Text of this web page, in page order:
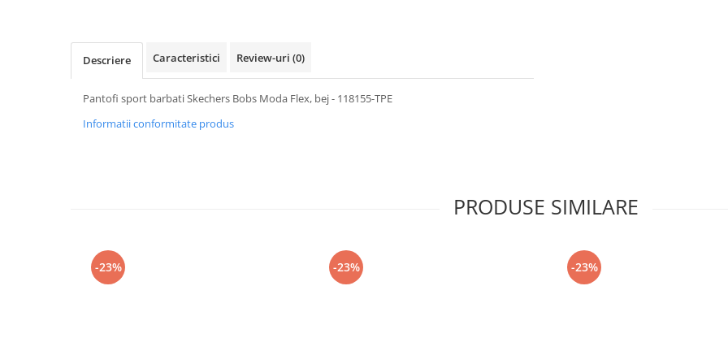
Descriere Caracteristici Review-uri (0)
Pantofi sport barbati Skechers Bobs Moda Flex, bej - 118155-TPE
Informatii conformitate produs
PRODUSE SIMILARE
-23% -23% -23%